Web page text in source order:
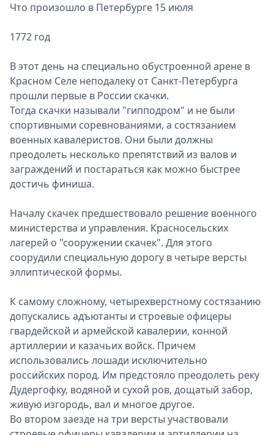
Что произошло в Петербурге 15 июля
1772 год
В этот день на специально обустроенной арене в
Красном Селе неподалеку от Санкт-Петербурга
прошли первые в России скачки.
Тогда скачки называли "гипподром" и не были
спортивными соревнованиями, а состязанием
военных кавалеристов. Они были должны
преодолеть несколько препятствий из валов и
заграждений и постараться как можно быстрее
достичь финиша.
Началу скачек предшествовало решение военного
министерства и управления. Красносельских
лагерей о "сооружении скачек". Для этого
соорудили специальную дорогу в четыре версты
эллиптической формы.
К самому сложному, четырехверстному состязанию
допускались адъютанты и строевые офицеры
гвардейской и армейской кавалерии, конной
артиллерии и казачьих войск. Причем
использовались лошади исключительно
российских пород. Им предстояло преодолеть реку
Дудергофку, водяной и сухой ров, дощатый забор,
живую изгородь, вал и многое другое.
Во втором заезде на три версты участвовали